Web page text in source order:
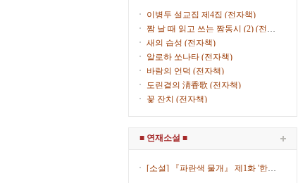
이병두 설교집 제4집 (전자책)
짬 날 때 읽고 쓰는 짬동시 (2) (전자
책)
새의 습성 (전자책)
알로하 쏘나타 (전자책)
바람의 언덕 (전자책)
도린곁의 淸香歌 (전자책)
꽃 잔치 (전자책)
■ 연재소설 ■
[소설] 『파란색 물개』 제1화 '한복